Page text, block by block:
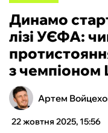
БОКС
ХОКЕЙ
ТЕНІС
Динамо
лізі УЄФА:
з чемпіоном
Артем
22 жовтня 2025, 15:56